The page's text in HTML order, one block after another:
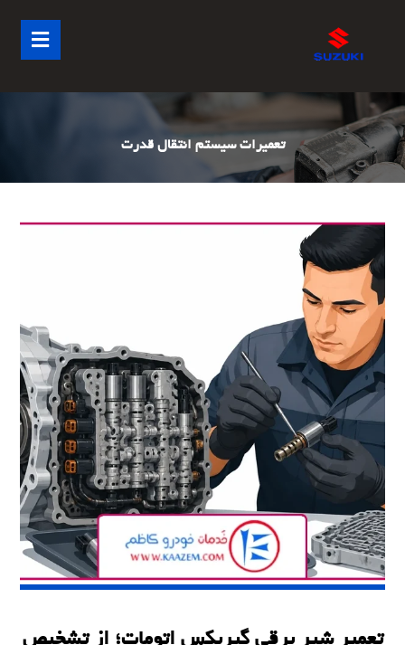
تعمیرات سیستم انتقال قدرت
تعمیر شیر برقی گیربکس اتومات؛ از تشخیص